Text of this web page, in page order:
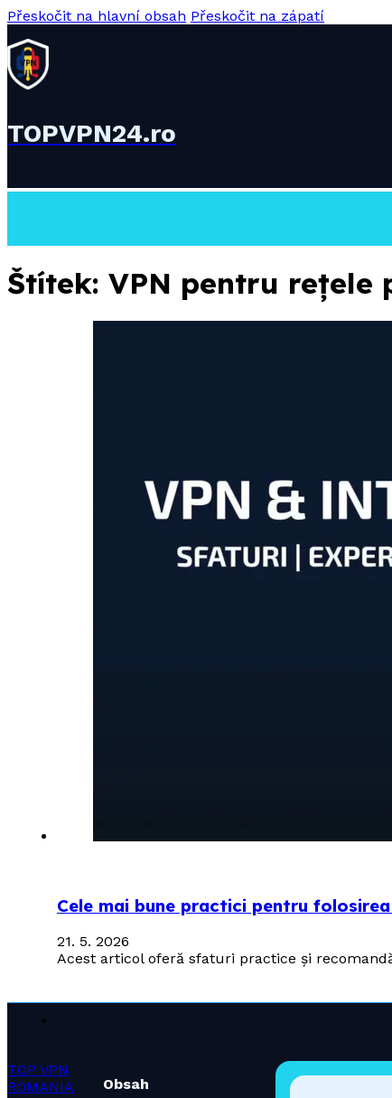
Přeskočit na hlavní obsah Přeskočit na zápatí
TOPVPN24.ro
Štítek: VPN pentru rețele
Cele mai bune practici pentru
21. 5. 2026
Acest articol oferă sfaturi practice și
TOP VPN
ROMANIA
Obsah